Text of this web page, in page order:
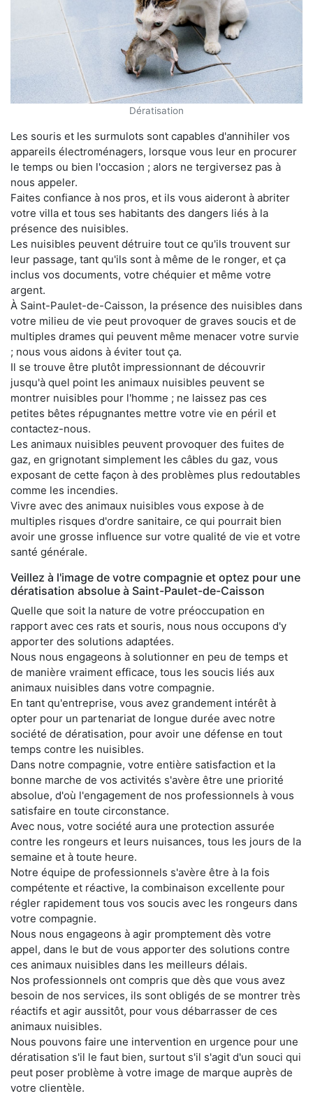
Dératisation
Les souris et les surmulots sont capables d'annihiler vos
appareils électroménagers, lorsque vous leur en procurer
le temps ou bien l'occasion ; alors ne tergiversez pas à
nous appeler.
Faites confiance à nos pros, et ils vous aideront à abriter
votre villa et tous ses habitants des dangers liés à la
présence des nuisibles.
Les nuisibles peuvent détruire tout ce qu'ils trouvent sur
leur passage, tant qu'ils sont à même de le ronger, et ça
inclus vos documents, votre chéquier et même votre
argent.
À Saint-Paulet-de-Caisson, la présence des nuisibles dans
votre milieu de vie peut provoquer de graves soucis et de
multiples drames qui peuvent même menacer votre survie
; nous vous aidons à éviter tout ça.
Il se trouve être plutôt impressionnant de découvrir
jusqu'à quel point les animaux nuisibles peuvent se
montrer nuisibles pour l'homme ; ne laissez pas ces
petites bêtes répugnantes mettre votre vie en péril et
contactez-nous.
Les animaux nuisibles peuvent provoquer des fuites de
gaz, en grignotant simplement les câbles du gaz, vous
exposant de cette façon à des problèmes plus redoutables
comme les incendies.
Vivre avec des animaux nuisibles vous expose à de
multiples risques d'ordre sanitaire, ce qui pourrait bien
avoir une grosse influence sur votre qualité de vie et votre
santé générale.
Veillez à l'image de votre compagnie et optez pour une
dératisation absolue à Saint-Paulet-de-Caisson
Quelle que soit la nature de votre préoccupation en
rapport avec ces rats et souris, nous nous occupons d'y
apporter des solutions adaptées.
Nous nous engageons à solutionner en peu de temps et
de manière vraiment efficace, tous les soucis liés aux
animaux nuisibles dans votre compagnie.
En tant qu'entreprise, vous avez grandement intérêt à
opter pour un partenariat de longue durée avec notre
société de dératisation, pour avoir une défense en tout
temps contre les nuisibles.
Dans notre compagnie, votre entière satisfaction et la
bonne marche de vos activités s'avère être une priorité
absolue, d'où l'engagement de nos professionnels à vous
satisfaire en toute circonstance.
Avec nous, votre société aura une protection assurée
contre les rongeurs et leurs nuisances, tous les jours de la
semaine et à toute heure.
Notre équipe de professionnels s'avère être à la fois
compétente et réactive, la combinaison excellente pour
régler rapidement tous vos soucis avec les rongeurs dans
votre compagnie.
Nous nous engageons à agir promptement dès votre
appel, dans le but de vous apporter des solutions contre
ces animaux nuisibles dans les meilleurs délais.
Nos professionnels ont compris que dès que vous avez
besoin de nos services, ils sont obligés de se montrer très
réactifs et agir aussitôt, pour vous débarrasser de ces
animaux nuisibles.
Nous pouvons faire une intervention en urgence pour une
dératisation s'il le faut bien, surtout s'il s'agit d'un souci qui
peut poser problème à votre image de marque auprès de
votre clientèle.